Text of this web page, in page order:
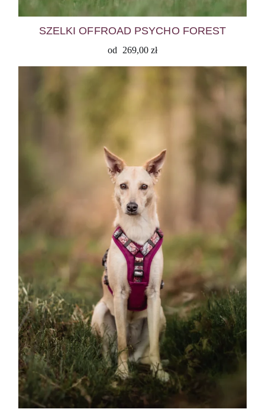
SZELKI OFFROAD PSYCHO FOREST
od 269,00 zł